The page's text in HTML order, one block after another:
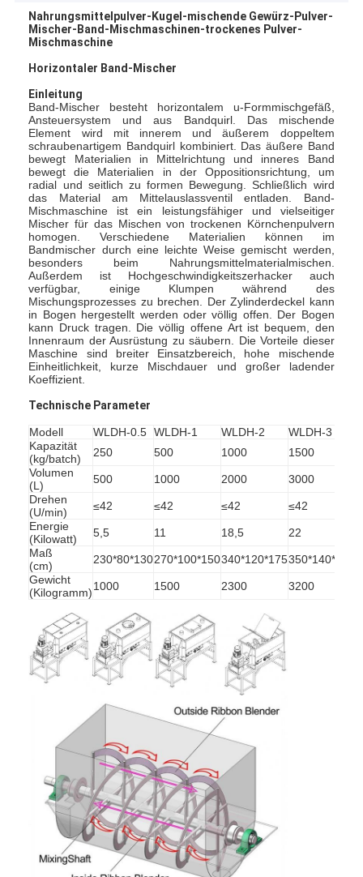
Startseite
Produkte
Über uns
Fabrik Tour
Nahrungsmittelpulver-Kugel-mischende Gewürz-Pulver-
Mischer-Band-Mischmaschinen-trockenes Pulver-
Mischmaschine
Horizontaler Band-Mischer
Einleitung
Band-Mischer besteht horizontalem u-Formmischgefäß,
Ansteuersystem und aus Bandquirl. Das mischende
Element wird mit innerem und äußerem doppeltem
schraubenartigem Bandquirl kombiniert. Das äußere Band
bewegt Materialien in Mittelrichtung und inneres Band
bewegt die Materialien in der Oppositionsrichtung, um
radial und seitlich zu formen Bewegung. Schließlich wird
das Material am Mittelauslassventil entladen. Band-
Mischmaschine ist ein leistungsfähiger und vielseitiger
Mischer für das Mischen von trockenen Körnchenpulvern
homogen. Verschiedene Materialien können im
Bandmischer durch eine leichte Weise gemischt werden,
besonders beim Nahrungsmittelmaterialmischen.
Außerdem ist Hochgeschwindigkeitszerhacker auch
verfügbar, einige Klumpen während des
Mischungsprozesses zu brechen. Der Zylinderdeckel kann
in Bogen hergestellt werden oder völlig offen. Der Bogen
kann Druck tragen. Die völlig offene Art ist bequem, den
Innenraum der Ausrüstung zu säubern. Die Vorteile dieser
Maschine sind breiter Einsatzbereich, hohe mischende
Einheitlichkeit, kurze Mischdauer und großer ladender
Koeffizient.
Technische Parameter
Modell WLDH-0.5 WLDH-1 WLDH-2 WLDH-3
Kapazität
(kg/batch)
250 500 1000 1500
Volumen
(L)
500 1000 2000 3000
Drehen
(U/min)
≤42 ≤42 ≤42 ≤42
Energie
(Kilowatt)
5,5 11 18,5 22
Maß
(cm)
230*80*130270*100*150340*120*175350*140*205
Gewicht
(Kilogramm)1000 1500 2300 3200